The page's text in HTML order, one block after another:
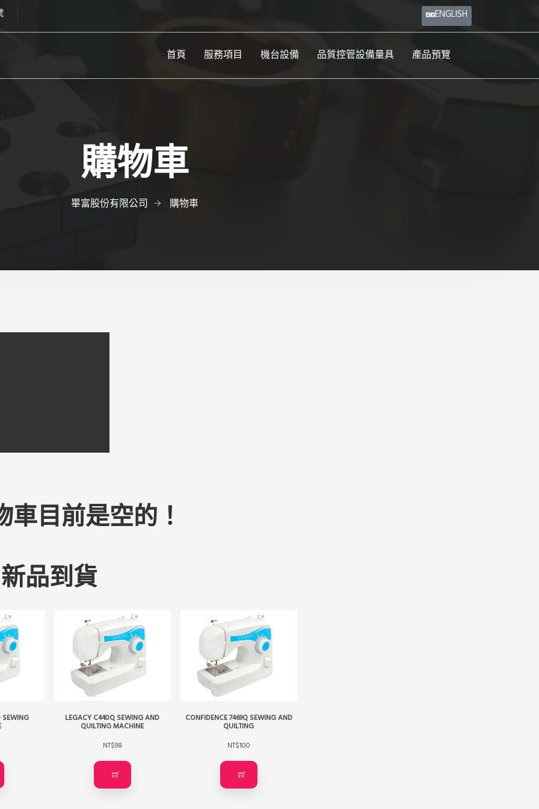
ENGLISH
首頁 服務項目 機台設備 品質控管設備量具 產品預覽
購物車
畢富股份有限公司 購物車
車目前是空的！
新品到貨
SEWING LEGACY C440Q SEWING AND
QUILTING MACHINE
NT$98
CONFIDENCE 7469Q SEWING AND
QUILTING
NT$100